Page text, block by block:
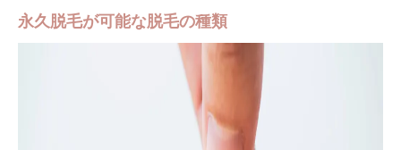
永久脱毛が可能な脱毛の種類